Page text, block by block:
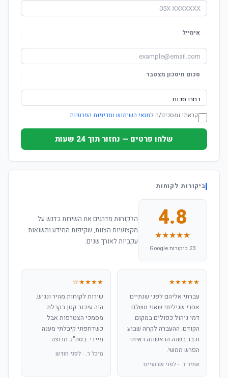
אימייל
סכום חיסכון מצטבר
קראתי ומסכים/ה לתנאי השימוש ומדיניות הפרטיות
שלחו פרטים — נחזור תוך 24 שעות
ביקורות לקוחות
4.8
★★★★★
23 ביקורות Google
הלקוחות מדרגים את השירות בדגש על
מקצועיות הצוות, שקיפות המידע ותשואות
עקביות לאורך שנים.
★★★★★
עברתי אליהם לפני שנתיים
אחרי שגיליתי שאני משלם
דמי ניהול כפולים במקום
הקודם. ההעברה לקחה שבוע
וכבר בשנה הראשונה ראיתי
הפרש ממשי.
אמיר ד. · לפני שבועיים
★★★★☆
שירות לקוחות מהיר ונגיש.
היה עיכוב קטן בקבלת
מסמכי הצטרפות אבל
כשדחפתי קיבלתי מענה
מיידי. בסה"כ מרוצה.
מיכל ר. · לפני חודש